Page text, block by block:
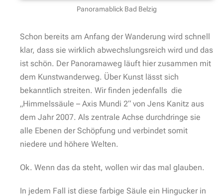
Panoramablick Bad Belzig
Schon bereits am Anfang der Wanderung wird schnell
klar, dass sie wirklich abwechslungsreich wird und das
ist schön. Der Panoramaweg läuft hier zusammen mit
dem Kunstwanderweg. Über Kunst lässt sich
bekanntlich streiten. Wir finden jedenfalls die
„Himmelssäule – Axis Mundi 2“ von Jens Kanitz aus
dem Jahr 2007. Als zentrale Achse durchdringe sie
alle Ebenen der Schöpfung und verbindet somit
niedere und höhere Welten.
Ok. Wenn das da steht, wollen wir das mal glauben.
In jedem Fall ist diese farbige Säule ein Hingucker in